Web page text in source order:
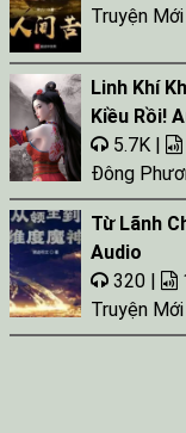
Truyện Mới
Linh Khí
Kiều Rồi!
5.7K |
Đông
Từ Lãnh
Audio
320 |
Truyện Mới